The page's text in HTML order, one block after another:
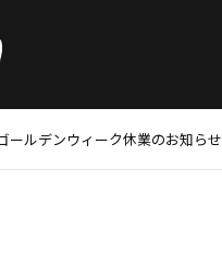
ールデンウィーク休業のお知らせ